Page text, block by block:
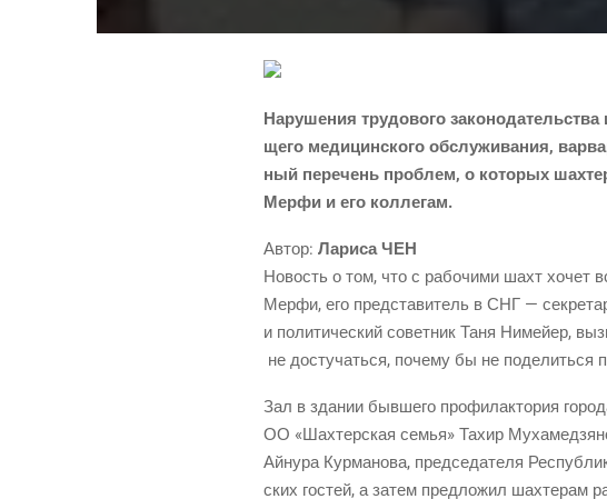
Нару­ше­ния тру­до­во­го зако­но­да­тель­ства
ще­го меди­цин­ско­го обслу­жи­ва­ния,
ный пере­чень про­блем, о кото­рых
Мер­фи и его коллегам.
Автор: Лари­са ЧЕН
Новость о том, что с рабо­чи­ми шахт хочет
Мер­фи, его пред­ста­ви­тель в СНГ —
и поли­ти­че­ский совет­ник Таня Нимей­ер,
не досту­чать­ся, поче­му бы не поде­лить­ся
Зал в зда­нии быв­ше­го про­фи­лак­то­рия
ОО «Шах­тер­ская семья» Тахир
Айну­ра Кур­ма­но­ва, пред­се­да­те­ля
ских гостей, а затем пред­ло­жил шах­те­рам